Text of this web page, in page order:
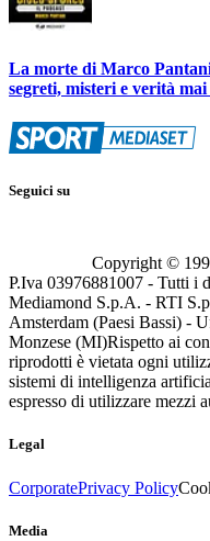
La morte di Marco
segreti, misteri e verità
Seguici su
Copyright ©
P.Iva 03976881007 - Tutti i
Mediamond S.p.A. - RTI
Amsterdam (Paesi Bassi) -
Monzese (MI)Rispetto ai
riprodotti è vietata ogni
sistemi di intelligenza
espresso di utilizzare mezzi
Legal
CorporatePrivacy Policy
Media